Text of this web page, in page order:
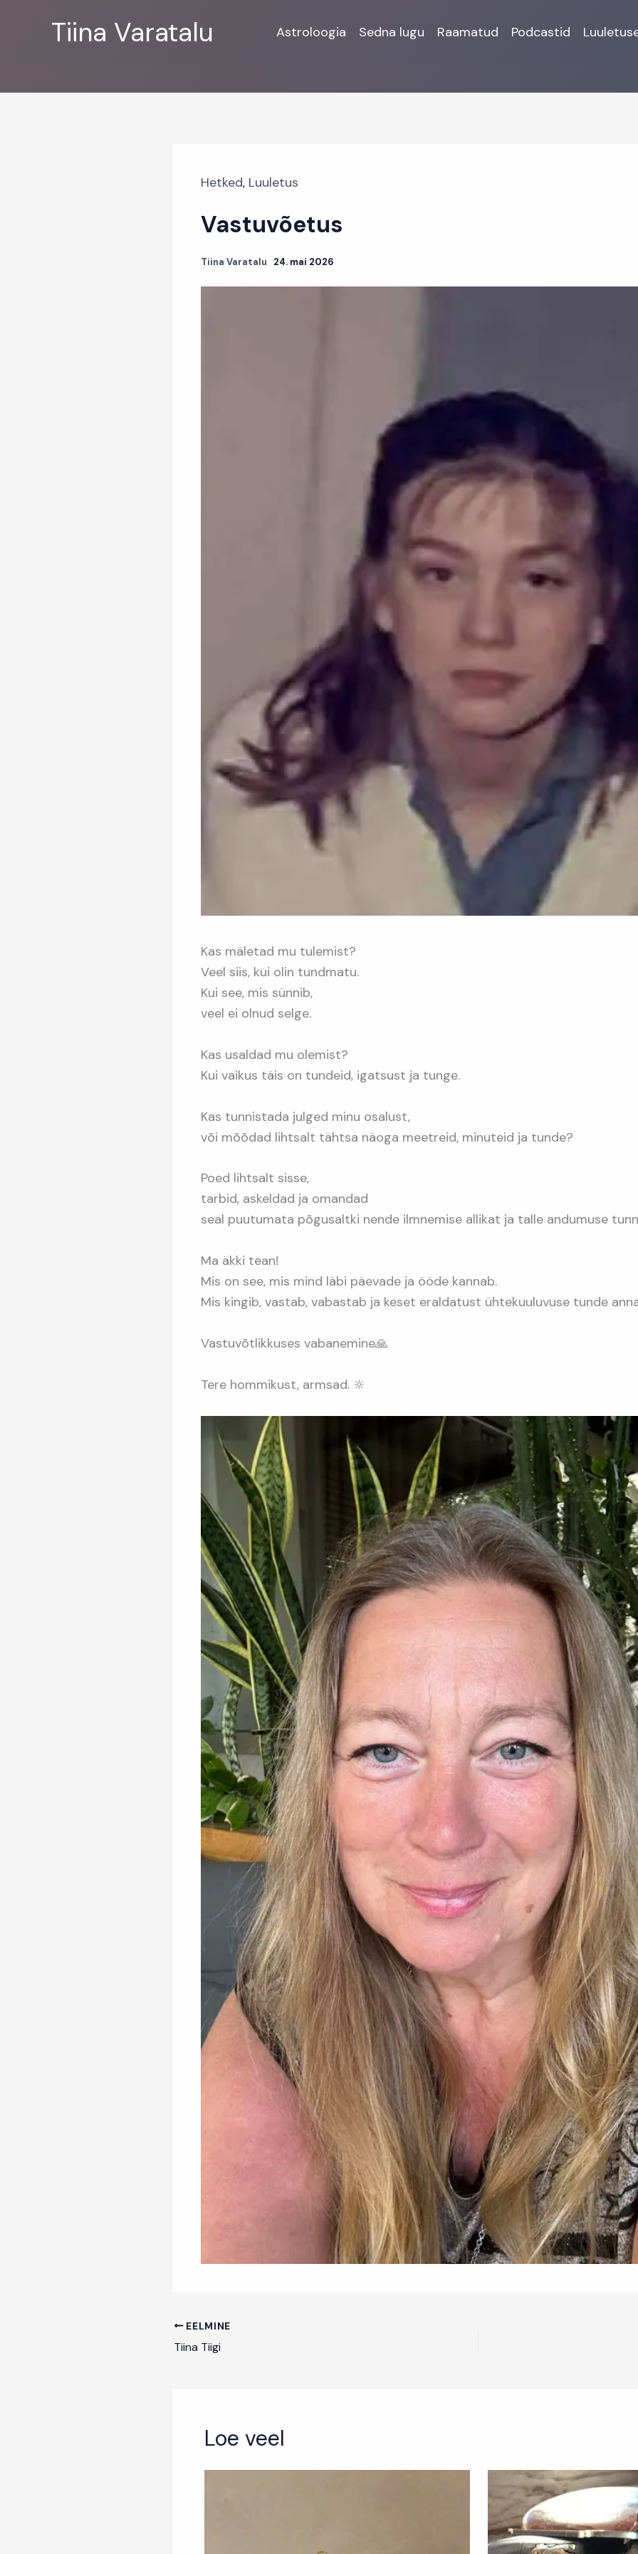
Tiina Varatalu Astroloogia Sedna lugu Raamatud Podcastid
Hetked, Luuletus
Vastuvõetus
Tiina Varatalu 24. mai 2026
Kas mäletad mu tulemist?
Veel siis, kui olin tundmatu.
Kui see, mis sünnib,
veel ei olnud selge.
Kas usaldad mu olemist?
Kui vaikus täis on tundeid, igatsust ja tunge.
Kas tunnistada julged minu osalust,
või mõõdad lihtsalt tähtsa näoga meetreid, minuteid ja tunde?
Poed lihtsalt sisse,
tarbid, askeldad ja omandad
seal puutumata põgusaltki nende ilmnemise allikat ja talle andumuse
Ma äkki tean!
Mis on see, mis mind läbi päevade ja ööde kannab.
Mis kingib, vastab, vabastab ja keset eraldatust ühtekuuluvuse tunde
Vastuvõtlikkuses vabanemine🙏
Tere hommikust, armsad. 🔆
EELMINE
Tiina Tiigi
Loe veel